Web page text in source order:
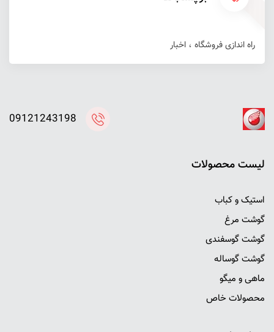
راه اندازی فروشگاه اخبار
ليست محصولات
استیک و کباب
گوشت مرغ
گوشت گوسفندی
گوشت گوساله
ماهی و میگو
محصولات خاص